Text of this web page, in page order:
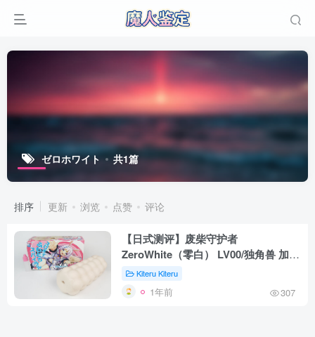
ゼロホワイト 共1篇
排序 更新 浏览 点赞 评论
【日式测评】废柴守护者
ZeroWhite（零白） LV00/独角兽 加厚
加长版
Kiteru Kiteru
1年前 307